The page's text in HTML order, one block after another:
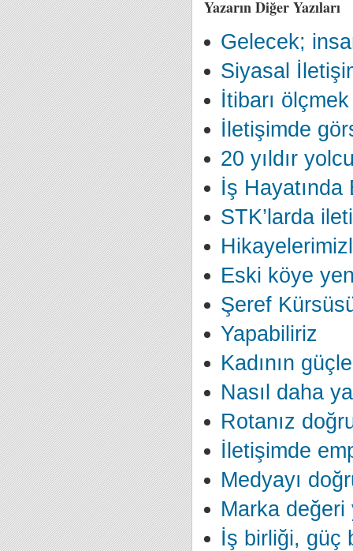
Yazarın Diğer Yazıları
Gelecek;
Siyasal
İtibarı
İletişimde
20 yıldır
İş
STK’larda
Eski köye
Şeref
Yapabiliriz
Kadının
Nasıl daha
Rotanız
İletişimde
Medyayı
Marka değeri
İş birliği, güç